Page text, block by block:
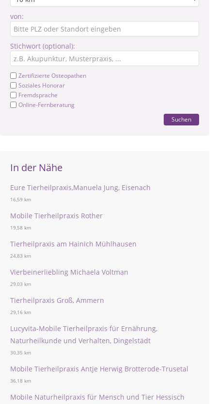
von:
Stichwort (optional):
Zertifizierte Osteopathen
Soziales Honorar
Fremdsprache
Online-Fernberatung
Suchen
In der Nähe
Eure Tierheilpraxis,Manuela Jung, Eisenach
16,59 km
Mobile Tierheilpraxis Rother
19,58 km
Tierheilpraxis am Hainich Mühlhausen
24,83 km
Vierbeinerliebling Michaela Voltman
29,03 km
Tierheilpraxis Groß, Ammern
29,16 km
Lucyvita-Mobile Tierheilpraxis für Ernährung,
Naturheilkunde und Verhalten, Dingelstädt
30,35 km
Mobile Tierheilpraxis Antje Herwig Brotterode-Trusetal
36,18 km
Mobile Naturheilpraxis für Mensch und Tier Hessisch